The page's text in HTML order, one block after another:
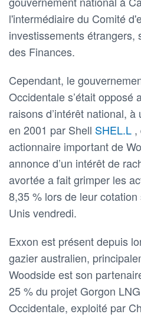
l'intermédiaire du Comité
investissements
des Finances.
Cependant, le
Occidentale s’était opposé
raisons d’intérêt national,
en 2001 par Shell SHEL.L ,
actionnaire important de
annonce d’un intérêt de
avortée a fait grimper les
8,35 % lors de leur
Unis vendredi.
Exxon est présent depuis
gazier australien,
Woodside est son
25 % du projet Gorgon
Occidentale, exploité par